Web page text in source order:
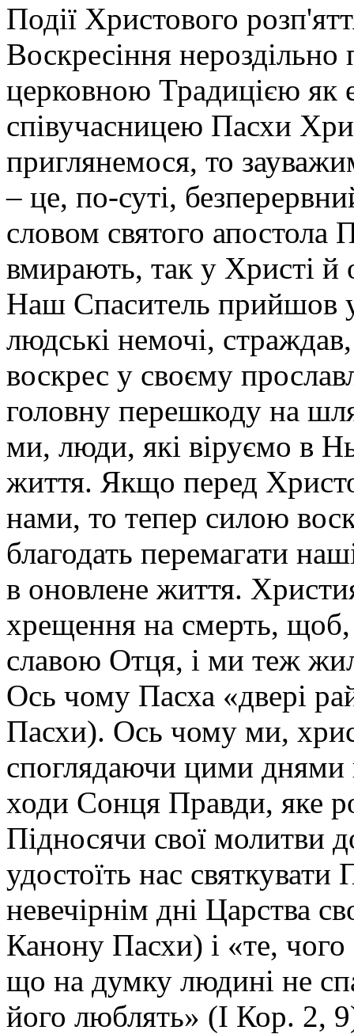
Події Христового
Воскресіння
церковною Традицією як
співучасницею Пасхи
приглянемося, то
– це, по-суті,
словом святого апостола
вмирають, так у Христі
Наш Спаситель прийшов
людські немочі,
воскрес у своєму
головну перешкоду на
ми, люди, які віруємо в
життя. Якщо перед
нами, то тепер силою
благодать перемагати
в оновлене життя.
хрещення на смерть, щоб,
славою Отця, і ми теж
Ось чому Пасха «двері
Пасхи). Ось чому ми,
споглядаючи цими днями
ходи Сонця Правди, яке
Підносячи свої молитви
удостоїть нас
невечірнім дні Царства
Канону Пасхи) і «те,
що на думку людині не
його люблять» (І Кор. 2,